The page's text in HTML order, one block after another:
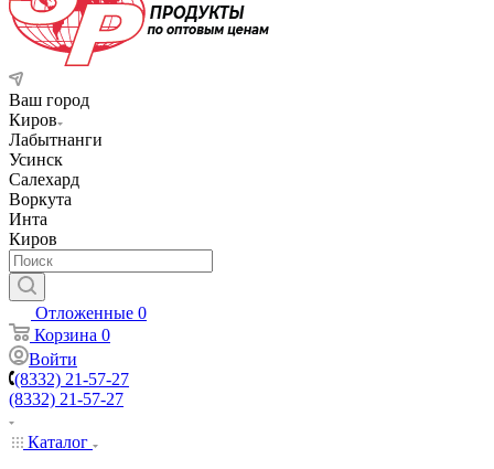
Ваш город
Киров
Лабытнанги
Усинск
Салехард
Воркута
Инта
Киров
Отложенные 0
Корзина 0
Войти
(8332) 21-57-27
(8332) 21-57-27
Каталог